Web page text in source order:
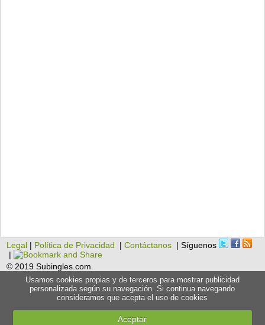
Legal | Política de Privacidad |Contáctanos | Síguenos
|
© 2019 Subingles.com
Usamos cookies propias y de terceros para mostrar publicidad
personalizada según su navegación. Si continua navegando
consideramos que acepta el uso de cookies
Aceptar